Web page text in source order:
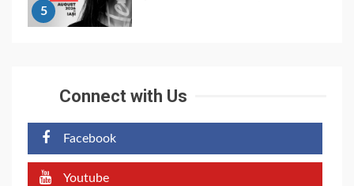
5
Connect with Us
Facebook
Youtube